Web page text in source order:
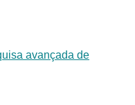
avançada de